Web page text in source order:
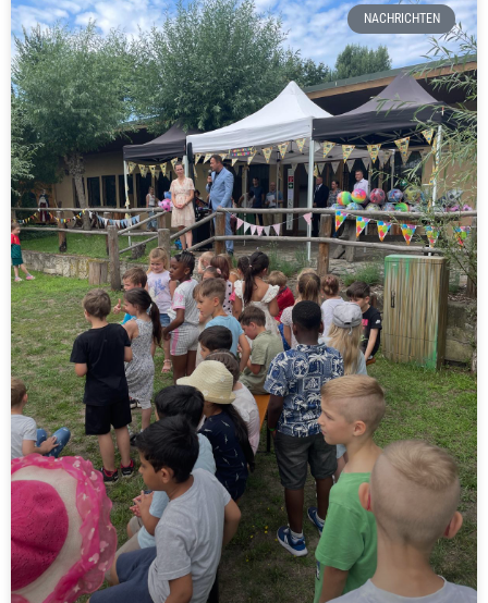
NACHRICHTEN